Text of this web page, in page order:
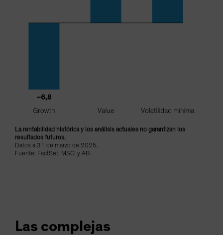
La rentabilidad histórica y los análisis actuales no garantizan los
resultados futuros.
Datos a 31 de marzo de 2025.
Fuente: FactSet, MSCI y AB
Las complejas